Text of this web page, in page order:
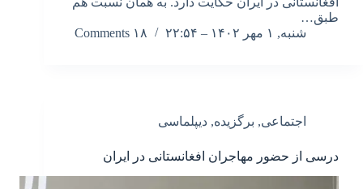
طبق…
شنبه, ۱ مهر ۱۴۰۲ – ۲۲:۵۴
۱۸ Comments
اجتماعی, برگزیده, دیپلماسی
درسی از حضور مهاجران افغانستانی در ایران